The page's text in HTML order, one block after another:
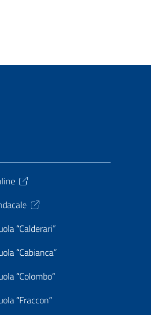
“Calderari”
“Cabianca”
“Colombo”
“Fraccon”